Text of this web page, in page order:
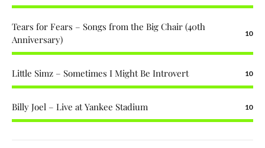
Tears for Fears – Songs from the Big Chair (40th
Anniversary)
10
Little Simz – Sometimes I Might Be Introvert 10
Billy Joel – Live at Yankee Stadium 10